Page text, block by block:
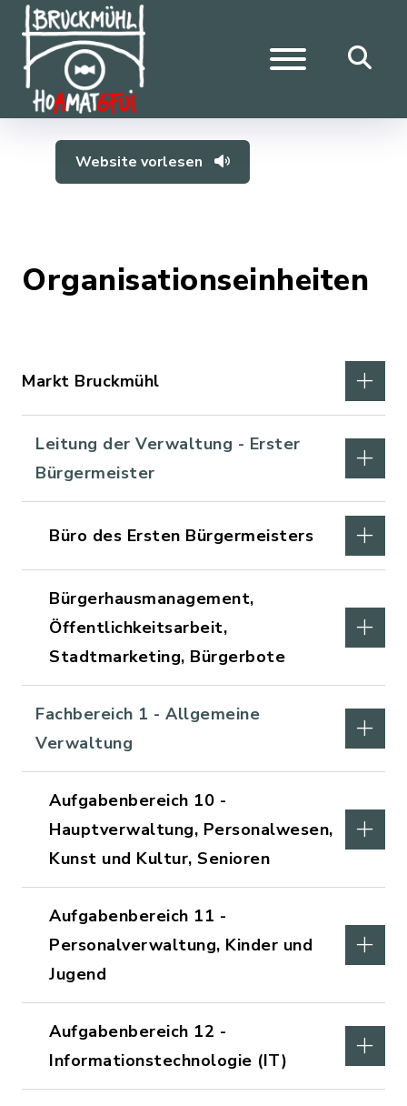
Website vorlesen
Organisationseinheiten
Markt Bruckmühl
Leitung der Verwaltung - Erster
Bürgermeister
Büro des Ersten Bürgermeisters
Bürgerhausmanagement,
Öffentlichkeitsarbeit,
Stadtmarketing, Bürgerbote
Fachbereich 1 - Allgemeine
Verwaltung
Aufgabenbereich 10 -
Hauptverwaltung, Personalwesen,
Kunst und Kultur, Senioren
Aufgabenbereich 11 -
Personalverwaltung, Kinder und
Jugend
Aufgabenbereich 12 -
Informationstechnologie (IT)